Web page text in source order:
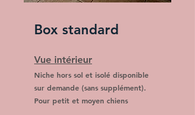
Box standard
Vue intérieur
Niche hors sol et isolé disponible
sur demande (sans supplément).
Pour petit et moyen chiens